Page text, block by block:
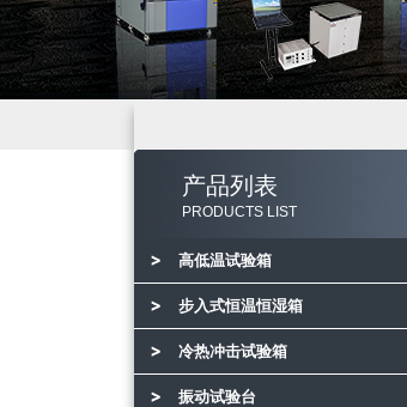
产品列表
PRODUCTS LIST
高低温试验箱
步入式恒温恒湿箱
冷热冲击试验箱
振动试验台